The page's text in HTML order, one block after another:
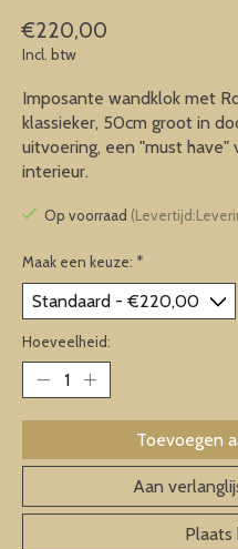
€220,00
Incl. btw
Imposante wandklok met
klassieker, 50cm groot in
uitvoering, een "must have"
interieur.
Op voorraad
Maak een keuze: *
Hoeveelheid:
Toevoegen
Aan